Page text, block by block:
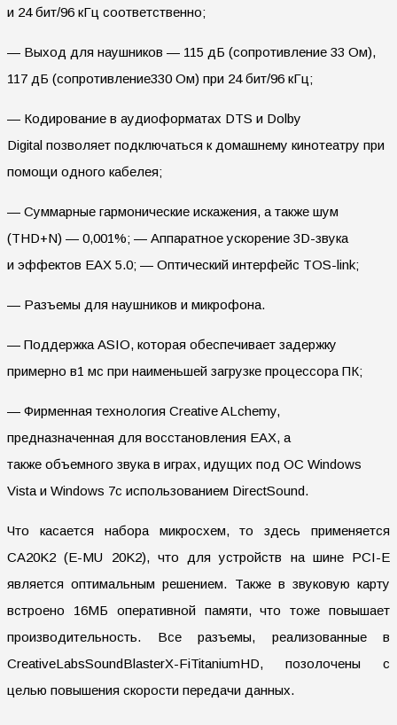
и 24 бит/96 кГц соответственно;
— Выход для наушников — 115 дБ (сопротивление 33 Ом),
117 дБ (сопротивление330 Ом) при 24 бит/96 кГц;
— Кодирование в аудиоформатах DTS и Dolby
Digital позволяет подключаться к домашнему кинотеатру при
помощи одного кабелея;
— Суммарные гармонические искажения, а также шум
(THD+N) — 0,001%; — Аппаратное ускорение 3D-звука
и эффектов EAX 5.0; — Оптический интерфейс TOS-link;
— Разъемы для наушников и микрофона.
— Поддержка ASIO, которая обеспечивает задержку
примерно в1 мс при наименьшей загрузке процессора ПК;
— Фирменная технология Creative ALchemy,
предназначенная для восстановления EAX, а
также объемного звука в играх, идущих под ОС Windows
Vista и Windows 7с использованием DirectSound.
Что касается набора микросхем, то здесь применяется
CA20K2 (E-MU 20K2), что для устройств на шине PCI-E
является оптимальным решением. Также в звуковую карту
встроено 16МБ оперативной памяти, что тоже повышает
производительность. Все разъемы, реализованные в
CreativeLabsSoundBlasterX-FiTitaniumHD, позолочены с
целью повышения скорости передачи данных.